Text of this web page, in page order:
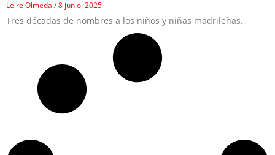
Leire Olmeda 8 junio, 2025
Tres décadas de nombres a los niños y niñas madrileñas.